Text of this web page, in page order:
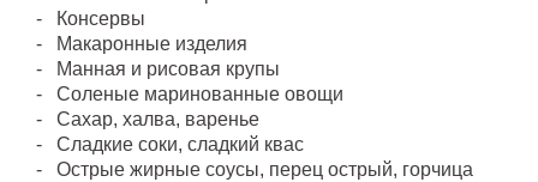
Консервы
Макаронные изделия
Манная и рисовая крупы
Соленые маринованные овощи
Сахар, халва, варенье
Сладкие соки, сладкий квас
Острые жирные соусы, перец острый, горчица